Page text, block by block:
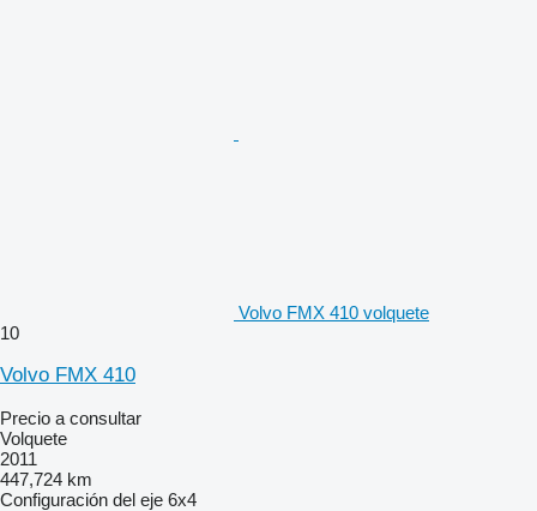
Volvo FMX 410 volquete
10
Volvo FMX 410
Precio a consultar
Volquete
2011
447,724 km
Configuración del eje 6x4